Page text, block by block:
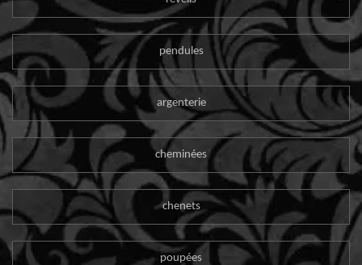
pendules
argenterie
cheminées
chenets
poupées